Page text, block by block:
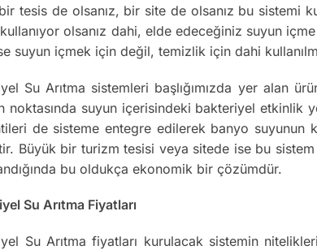
tesis de olsanız, bir site de olsanız bu sistemi
olsanız dahi, elde edeceğiniz suyun
suyun içmek için değil, temizlik için dahi
Su Arıtma sistemleri başlığımızda yer alan
noktasında suyun içerisindeki bakteriyel etkinlik
de sisteme entegre edilerek banyo suyunun
Büyük bir turizm tesisi veya sitede ise bu
bu oldukça ekonomik bir çözümdür.
Su Arıtma Fiyatları
Su Arıtma fiyatları kurulacak sistemin